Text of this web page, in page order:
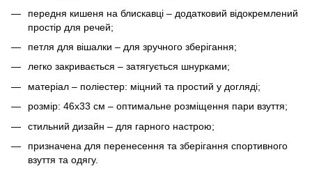
передня кишеня на блискавці – додатковий відокремлений
простір для речей;
петля для вішалки – для зручного зберігання;
легко закривається – затягується шнурками;
матеріал – поліестер: міцний та простий у догляді;
розмір: 46x33 см – оптимальне розміщення пари взуття;
стильний дизайн – для гарного настрою;
призначена для перенесення та зберігання спортивного
взуття та одягу.